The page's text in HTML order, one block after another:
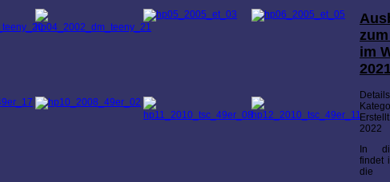
im
Details
2022
In
findet
die